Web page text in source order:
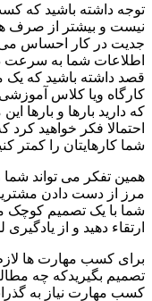
توجه داشته باشید که
نیست و بیشتر از صرف
جدیت در کار احساس
اطلاعات شما به سرعت
قصد داشته باشید که یک
کارگاه ویا کلاس
که دارید بارها و بارها
احتمالا فکر خواهید
شما کارهایتان را کمتر
همین تفکر می تواند شما
مرز از دست دادن
شما با یک تصمیم کوچک
ارتقاء دهید و از یادگیری
برای کسب مهارت ها
تصمیم بگیریدکه چه
کسب مهارت نیاز به